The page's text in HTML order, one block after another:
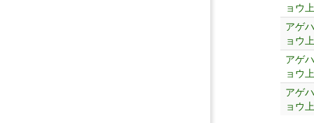
ョウ
アゲ
ョウ
アゲ
ョウ
アゲ
ョウ